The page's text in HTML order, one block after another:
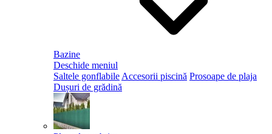
Bazine
Deschide meniul
Saltele gonflabile Accesorii piscină Prosoape de plaja
Dușuri de grădină